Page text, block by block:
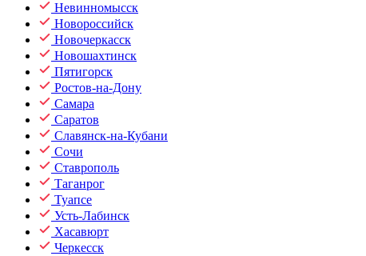
Невинномысск
Новороссийск
Новочеркасск
Новошахтинск
Пятигорск
Ростов-на-Дону
Самара
Саратов
Славянск-на-Кубани
Сочи
Ставрополь
Таганрог
Туапсе
Усть-Лабинск
Хасавюрт
Черкесск